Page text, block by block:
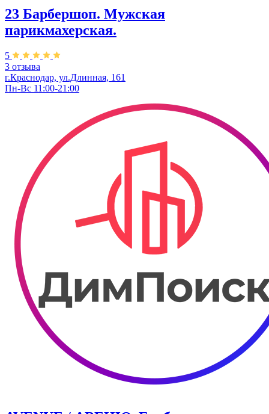
23 Барбершоп. Мужская
парикмахерская.
5
3 отзыва
г.Краснодар, ул.Длинная, 161
Пн-Вс 11:00-21:00